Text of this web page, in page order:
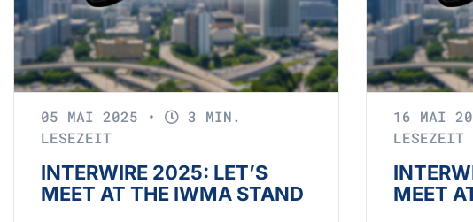
05 MAI 2025 •
3 MIN.
LESEZEIT
INTERWIRE 2025: LET’S
MEET AT THE IWMA STAND
16 MAI
LESEZEIT
MEET